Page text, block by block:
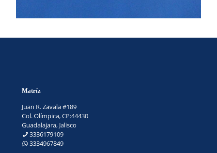
Matríz
Juan R. Zavala #189
Col. Olímpica, CP:44430
Guadalajara, Jalisco
3336179109
3334967849